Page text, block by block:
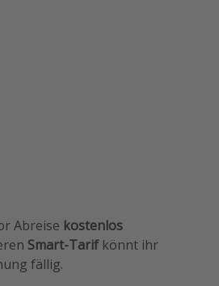
Abreise kostenlos
Smart-Tarifkönnt ihr
fällig.